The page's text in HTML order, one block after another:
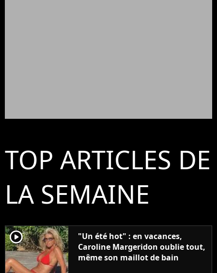
TOP ARTICLES DE
LA SEMAINE
player2
"Un été hot" : en vacances,
Caroline Margeridon oublie tout,
même son maillot de bain